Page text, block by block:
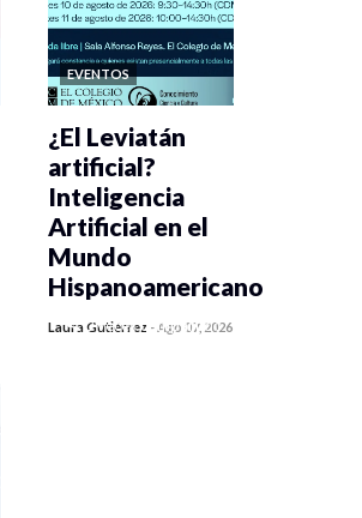
EVENTOS
0 veces compartido
¿El Leviatán
artificial?
Inteligencia
Artificial en el
Mundo
Hispanoamericano
Laura Gutiérrez -Ago 07, 2026